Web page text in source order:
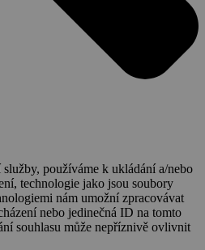
používáme k ukládání a/nebo
technologie jako jsou soubory
nám umožní zpracovávat
nebo jedinečná ID na tomto
souhlasu může nepříznivě ovlivnit